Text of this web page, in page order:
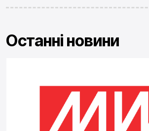
Останні новини